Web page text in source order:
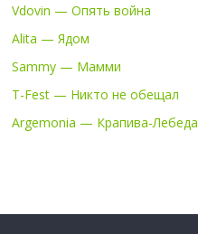
Vdovin — Опять война
Alita — Ядом
Sammy — Мамми
T-Fest — Никто не обещал
Argemonia — Крапива-Лебеда